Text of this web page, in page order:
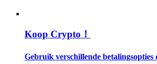
Gids
Koop Crypto！
Gebruik verschillende